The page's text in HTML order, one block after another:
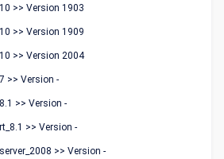
>> Version 1903
>> Version 1909
>> Version 2004
>> Version -
>> Version -
>> Version -
>> Version -